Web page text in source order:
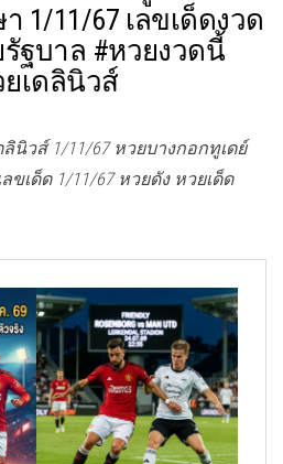
1/11/67 เลขเด็ดงวด
รัฐบาล #หวยงวดนี้
เดลินิวส์
นิวส์ 1/11/67 หวยบางกอกทูเดย์
ขเด็ด 1/11/67 หวยดัง หวยเด็ด